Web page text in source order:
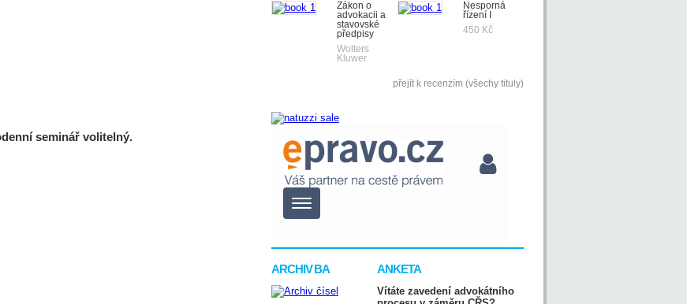
Zákon o
advokacii a
stavovské
předpisy
Wolters
Kluwer
Nesporná
řízení I
450 Kč
přejít k recenzím (všechy tituly)
ARCHIV BA ANKETA
Vítáte zavedení advokátního
seminář volitelný.